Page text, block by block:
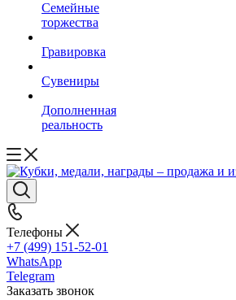
Семейные
торжества
Гравировка
Сувениры
Дополненная
реальность
Телефоны
+7 (499) 151-52-01
WhatsApp
Telegram
Заказать звонок